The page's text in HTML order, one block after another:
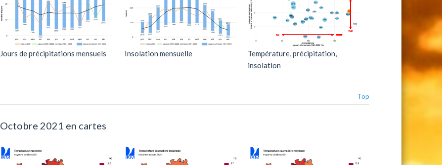
Jours de précipitations mensuels Insolation mensuelle
Température, précipitation,
insolation
Top
Octobre 2021 en cartes